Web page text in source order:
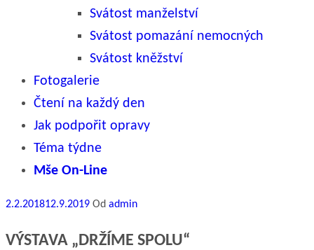
Svátost manželství
Svátost pomazání nemocných
Svátost kněžství
Fotogalerie
Čtení na každý den
Jak podpořit opravy
Téma týdne
Mše On-Line
Publikováno
2.2.201812.9.2019 Od admin
VÝSTAVA „DRŽÍME SPOLU“